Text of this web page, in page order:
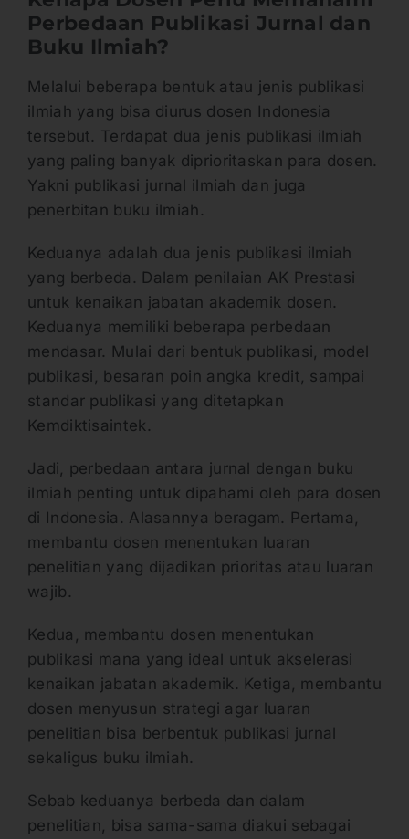
Perbedaan Publikasi Jurnal dan
Buku Ilmiah?
Melalui beberapa bentuk atau jenis publikasi
ilmiah yang bisa diurus dosen Indonesia
tersebut. Terdapat dua jenis publikasi ilmiah
yang paling banyak diprioritaskan para dosen.
Yakni publikasi jurnal ilmiah dan juga
penerbitan buku ilmiah.
Keduanya adalah dua jenis publikasi ilmiah
yang berbeda. Dalam penilaian AK Prestasi
untuk kenaikan jabatan akademik dosen.
Keduanya memiliki beberapa perbedaan
mendasar. Mulai dari bentuk publikasi, model
publikasi, besaran poin angka kredit, sampai
standar publikasi yang ditetapkan
Kemdiktisaintek.
Jadi, perbedaan antara jurnal dengan buku
ilmiah penting untuk dipahami oleh para dosen
di Indonesia. Alasannya beragam. Pertama,
membantu dosen menentukan luaran
penelitian yang dijadikan prioritas atau luaran
wajib.
Kedua, membantu dosen menentukan
publikasi mana yang ideal untuk akselerasi
kenaikan jabatan akademik. Ketiga, membantu
dosen menyusun strategi agar luaran
penelitian bisa berbentuk publikasi jurnal
sekaligus buku ilmiah.
Sebab keduanya berbeda dan dalam
penelitian, bisa sama-sama diakui sebagai